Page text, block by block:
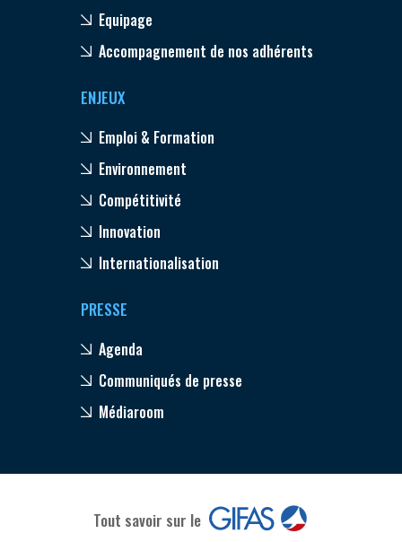
Equipage
Accompagnement de nos adhérents
ENJEUX
Emploi & Formation
Environnement
Compétitivité
Innovation
Internationalisation
PRESSE
Agenda
Communiqués de presse
Médiaroom
Tout savoir sur le